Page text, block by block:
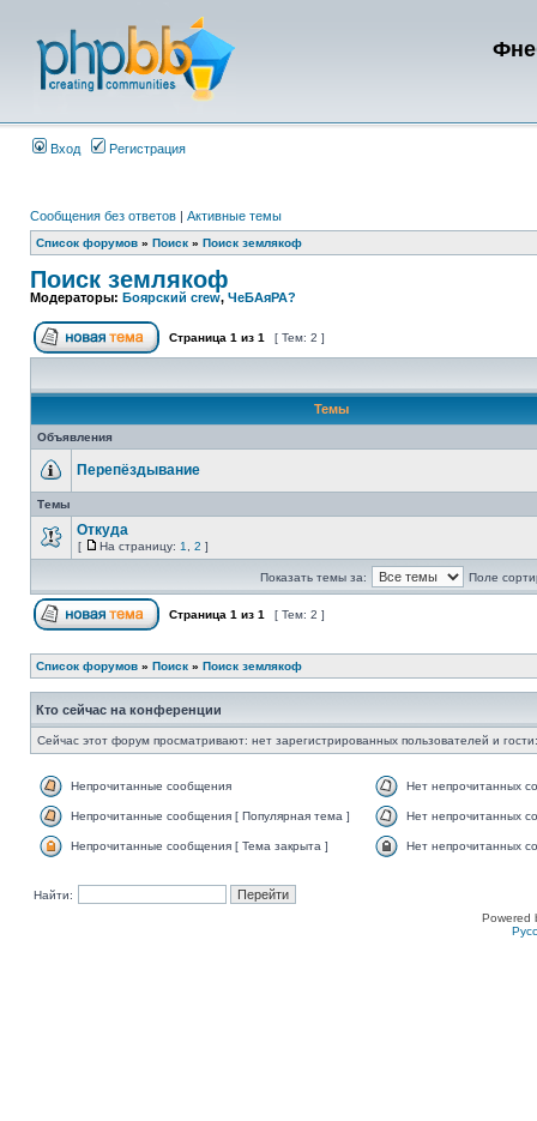
Вход Регистрация
Сообщения без ответов | Активные темы
Список форумов » Поиск » Поиск землякоф
Поиск землякоф
Модераторы: Боярский crew, ЧеБАяРА?
Страница 1 из 1 [ Тем: 2 ]
Темы
Объявления
Перепёздывание
Темы
Откуда
[ На страницу: 1 2 ]
Показать темы за: Поле
Страница 1 из 1 [ Тем: 2 ]
Список форумов » Поиск » Поиск землякоф
Кто сейчас на конференции
Сейчас этот форум просматривают: нет зарегистрированных пользователей и
Непрочитанные сообщения Нет непрочитанных
Непрочитанные сообщения [ Популярная тема ] Нет непрочитанных
Непрочитанные сообщения [ Тема закрыта ] Нет непрочитанных
Найти:
Powered